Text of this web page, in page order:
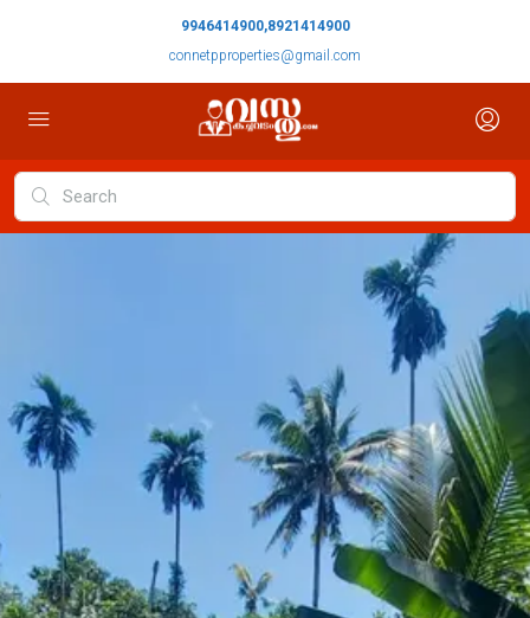
9946414900,8921414900
connetpproperties@gmail.com